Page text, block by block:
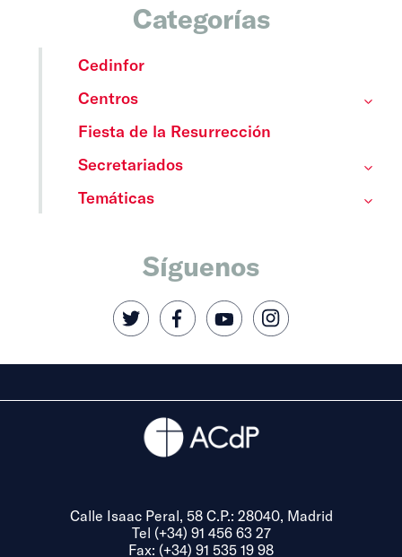
Categorías
Cedinfor
Centros
Fiesta de la Resurrección
Secretariados
Temáticas
Síguenos
Calle Isaac Peral, 58 C.P.: 28040, Madrid
Tel (+34) 91 456 63 27
Fax: (+34) 91 535 19 98